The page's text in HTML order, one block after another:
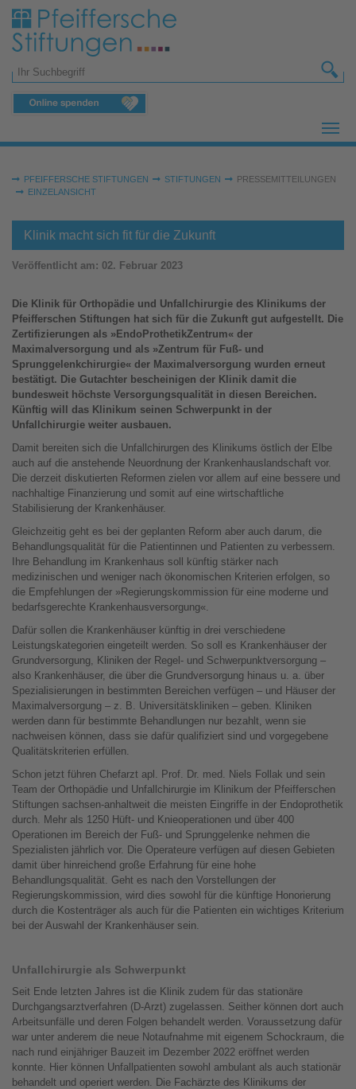
Zum Hauptinhalt springen
Suchformular
Sie sind hier:
PFEIFFERSCHE STIFTUNGEN STIFTUNGEN
PRESSEMITTEILUNGEN
EINZELANSICHT
Klinik macht sich fit für die Zukunft
Veröffentlicht am: 02. Februar 2023
Die Klinik für Orthopädie und Unfallchirurgie des Klinikums der
Pfeifferschen Stiftungen hat sich für die Zukunft gut aufgestellt. Die
Zertifizierungen als »EndoProthetikZentrum« der
Maximalversorgung und als »Zentrum für Fuß- und
Sprunggelenkchirurgie« der Maximalversorgung wurden erneut
bestätigt. Die Gutachter bescheinigen der Klinik damit die
bundesweit höchste Versorgungsqualität in diesen Bereichen.
Künftig will das Klinikum seinen Schwerpunkt in der
Unfallchirurgie weiter ausbauen.
Damit bereiten sich die Unfallchirurgen des Klinikums östlich der Elbe
auch auf die anstehende Neuordnung der Krankenhauslandschaft vor.
Die derzeit diskutierten Reformen zielen vor allem auf eine bessere und
nachhaltige Finanzierung und somit auf eine wirtschaftliche
Stabilisierung der Krankenhäuser.
Gleichzeitig geht es bei der geplanten Reform aber auch darum, die
Behandlungsqualität für die Patientinnen und Patienten zu verbessern.
Ihre Behandlung im Krankenhaus soll künftig stärker nach
medizinischen und weniger nach ökonomischen Kriterien erfolgen, so
die Empfehlungen der »Regierungskommission für eine moderne und
bedarfsgerechte Krankenhausversorgung«.
Dafür sollen die Krankenhäuser künftig in drei verschiedene
Leistungskategorien eingeteilt werden. So soll es Krankenhäuser der
Grundversorgung, Kliniken der Regel- und Schwerpunktversorgung –
also Krankenhäuser, die über die Grundversorgung hinaus u. a. über
Spezialisierungen in bestimmten Bereichen verfügen – und Häuser der
Maximalversorgung – z. B. Universitätskliniken – geben. Kliniken
werden dann für bestimmte Behandlungen nur bezahlt, wenn sie
nachweisen können, dass sie dafür qualifiziert sind und vorgegebene
Qualitätskriterien erfüllen.
Schon jetzt führen Chefarzt apl. Prof. Dr. med. Niels Follak und sein
Team der Orthopädie und Unfallchirurgie im Klinikum der Pfeifferschen
Stiftungen sachsen-anhaltweit die meisten Eingriffe in der Endoprothetik
durch. Mehr als 1250 Hüft- und Knieoperationen und über 400
Operationen im Bereich der Fuß- und Sprunggelenke nehmen die
Spezialisten jährlich vor. Die Operateure verfügen auf diesen Gebieten
damit über hinreichend große Erfahrung für eine hohe
Behandlungsqualität. Geht es nach den Vorstellungen der
Regierungskommission, wird dies sowohl für die künftige Honorierung
durch die Kostenträger als auch für die Patienten ein wichtiges Kriterium
bei der Auswahl der Krankenhäuser sein.
Unfallchirurgie als Schwerpunkt
Seit Ende letzten Jahres ist die Klinik zudem für das stationäre
Durchgangsarztverfahren (D-Arzt) zugelassen. Seither können dort auch
Arbeitsunfälle und deren Folgen behandelt werden. Voraussetzung dafür
war unter anderem die neue Notaufnahme mit eigenem Schockraum, die
nach rund einjähriger Bauzeit im Dezember 2022 eröffnet werden
konnte. Hier können Unfallpatienten sowohl ambulant als auch stationär
behandelt und operiert werden. Die Fachärzte des Klinikums der